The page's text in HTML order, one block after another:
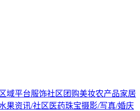
区域平台服饰社区团购美妆农产品家居
果资讯/社区 医药珠宝摄影/写真/婚庆